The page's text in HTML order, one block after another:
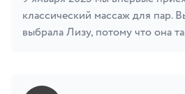
классический массаж для пар.
выбрала Лизу, потому что она